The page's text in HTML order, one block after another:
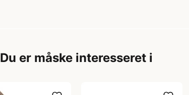
Du er måske interesseret i